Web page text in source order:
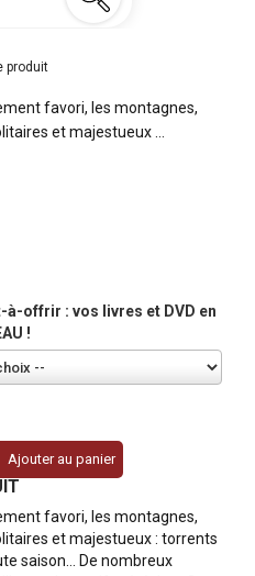
produit
favori, les montagnes,
et majestueux …
à-offrir : vos livres et DVD en
!
Ajouter au panier
favori, les montagnes,
et majestueux : torrents
saison… De nombreux